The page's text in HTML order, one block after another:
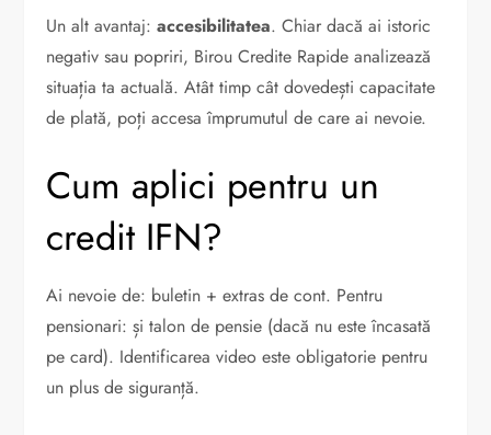
Un alt avantaj:accesibilitatea. Chiar dacă ai istoric
negativ sau popriri, Birou Credite Rapide analizează
situația ta actuală. Atât timp cât dovedești capacitate
de plată, poți accesa împrumutul de care ai nevoie.
Cum aplici pentru un
credit IFN?
Ai nevoie de: buletin + extras de cont. Pentru
pensionari: și talon de pensie (dacă nu este încasată
pe card). Identificarea video este obligatorie pentru
un plus de siguranță.